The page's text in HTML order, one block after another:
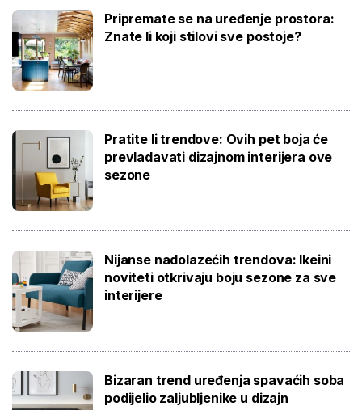
Pripremate se na uređenje prostora:
Znate li koji stilovi sve postoje?
Pratite li trendove: Ovih pet boja će
prevladavati dizajnom interijera ove
sezone
Nijanse nadolazećih trendova: Ikeini
noviteti otkrivaju boju sezone za sve
interijere
Bizaran trend uređenja spavaćih soba
podijelio zaljubljenike u dizajn